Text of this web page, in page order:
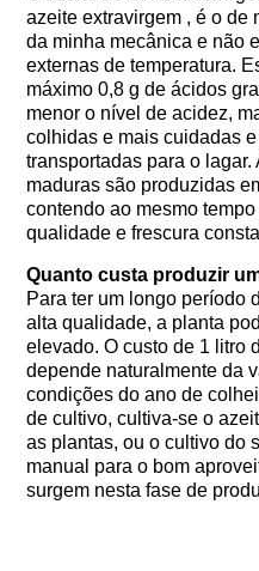
azeite extravirgem , é o
da minha mecânica e não
externas de temperatura.
máximo 0,8 g de ácidos
menor o nível de acidez,
colhidas e mais cuidadas
transportadas para o
maduras são produzidas
contendo ao mesmo
qualidade e frescura
Quanto custa produzir
Para ter um longo período
alta qualidade, a planta
elevado. O custo de 1 litro
depende naturalmente da
condições do ano de
de cultivo, cultiva-se o
as plantas, ou o cultivo do
manual para o bom
surgem nesta fase de